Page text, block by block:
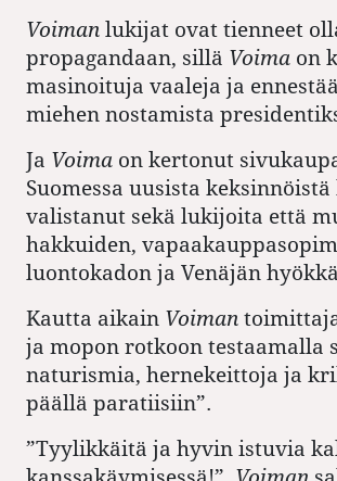
Voiman lukijat ovat tienneet
propagandaan, sillä Voima on
masinoituja vaaleja ja
miehen nostamista
Ja Voima on kertonut
Suomessa uusista
valistanut sekä lukijoita että
hakkuiden,
luontokadon ja Venäjän
Kautta aikain Voiman
ja mopon rotkoon testaamalla
naturismia, hernekeittoja ja
päällä paratiisiin”.
”Tyylikkäitä ja hyvin istuvia